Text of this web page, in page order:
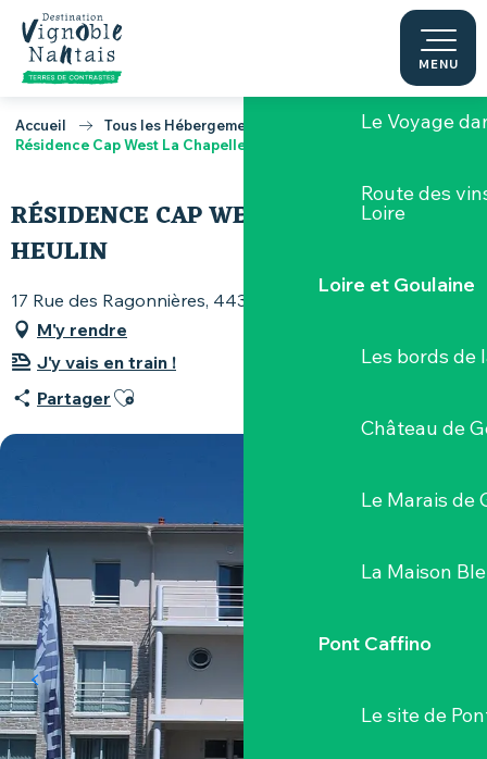
Aller
contenu
principal
MENU
Le Musée
Le Voyage
Route des
Loire
Loire et Goulaine
Les bords de
Château de
Le Marais de
La Maison
Pont Caffino
Le site de
Accueil
Tous les Hébergements
Résidence Cap West La Chapelle-Heulin
RÉSIDENCE CAP WEST LA CHAPELLE-
HEULIN
17 Rue des Ragonnières, 44330 La Chapelle-Heulin
M'y rendre
J'y vais en train !
Partager Ajouter aux favoris